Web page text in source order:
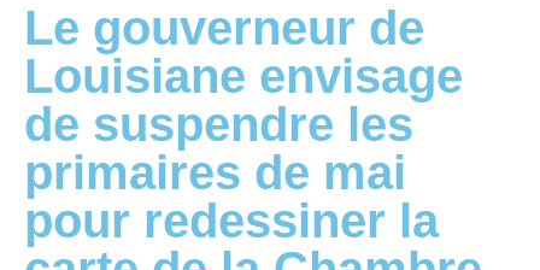
Le gouverneur de
Louisiane envisage
de suspendre les
primaires de mai
pour redessiner la